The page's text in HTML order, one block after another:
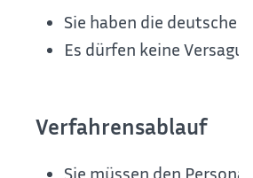
Sie haben die deutsche
Es dürfen keine
Verfahrensablauf
Sie müssen den